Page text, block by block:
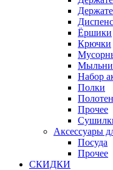
Ёршики
Крючки
Набор
Полки
Прочее
Аксессуары
Посуда
Прочее
СКИДКИ